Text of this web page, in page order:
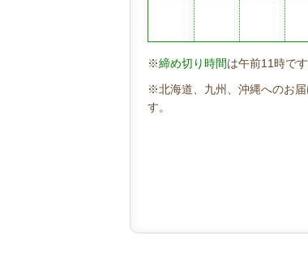
※締め切り時間は午前11時です
※北海道、九州、沖縄へのお
す。